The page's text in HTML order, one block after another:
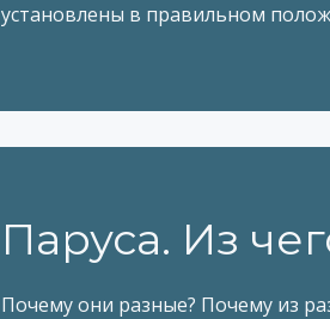
установлены в правильном
Паруса. Из
Почему они разные? Почему из